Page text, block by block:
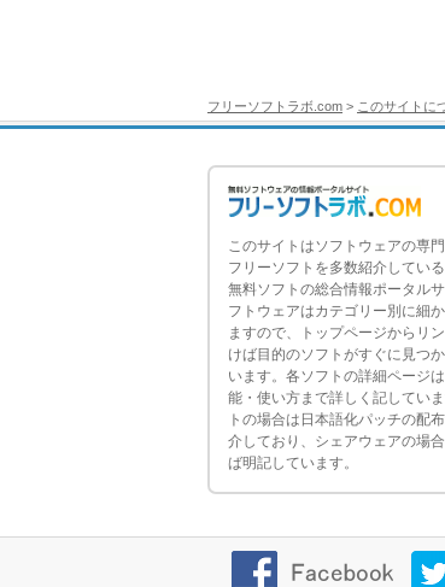
フリーソフトラボ.com > このサイトに
このサイトはソフトウェアの専
フリーソフトを多数紹介してい
無料ソフトの総合情報ポータル
フトウェアはカテゴリー別に細
ますので、トップページからリ
けば目的のソフトがすぐに見つ
います。各ソフトの詳細ページ
能・使い方まで詳しく記してい
トの場合は日本語化パッチの配
介しており、シェアウェアの場
ば明記しています。